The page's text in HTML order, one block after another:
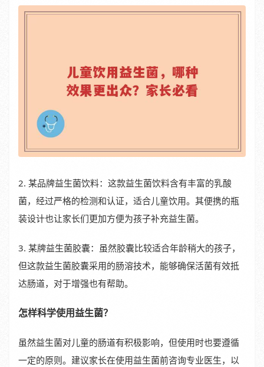
2. 某品牌益生菌饮料：这款益生菌饮料含有丰富的乳酸
菌，经过严格的检测和认证，适合儿童饮用。其便携的瓶
装设计也让家长们更加方便为孩子补充益生菌。
3. 某牌益生菌胶囊：虽然胶囊比较适合年龄稍大的孩子，
但这款益生菌胶囊采用的肠溶技术，能够确保活菌有效抵
达肠道，对于增强也有帮助。
怎样科学使用益生菌？
虽然益生菌对儿童的肠道有积极影响，但使用时也要遵循
一定的原则。建议家长在使用益生菌前咨询专业医生，以